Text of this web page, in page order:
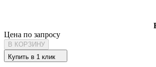
Цена по запросу
В КОРЗИНУ
Купить в 1 клик